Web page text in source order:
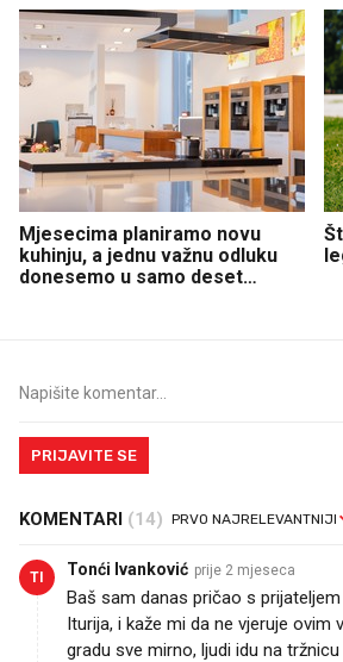
Mjesecima planiramo novu
kuhinju, a jednu važnu odluku
donesemo u samo deset
PRIJAVITE SE
KOMENTARI (14)
TI Tonći Ivanković prije 2 mjeseca
Baš sam danas pričao s
Iturija, i kaže mi da ne vjeruje ovim
gradu sve mirno, ljudi idu na